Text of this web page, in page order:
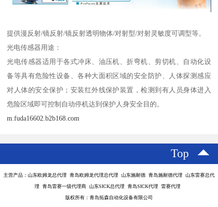
提供漫反射/镜反射/镜反射透明物体/对射型/对射灵敏度可调型等。
光电传感器用途：
光电传感器适用于各式冲床、油压机、折弯机、剪切机、自动化设
备等具有危险性设备、各种大面积区域的安全防护、人体探测感应
对人体的安全保护；安装红外线保护装置，检测到有人员身体进入
危险区域即可控制自动停机达到保护人身安全目的。
m.fuda16602.b2b168.com
Top
主营产品：山东欧姆龙总代理 青岛欧姆龙代理总代理 山东施耐德 青岛施耐德代理 山东雷赛总代
理 青岛雷赛一级代理商 山东SICK总代理 青岛SICK代理 雷赛代理
版权所有：青岛拓森自动化设备有限公司